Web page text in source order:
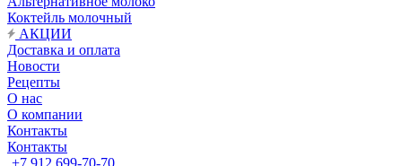
Коктейль молочный
АКЦИИ
Доставка и оплата
Новости
Рецепты
О нас
О компании
Контакты
Контакты
+7 912 699-70-70